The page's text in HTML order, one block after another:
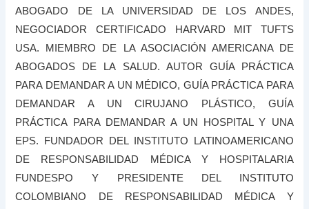
ABOGADO DE LA UNIVERSIDAD DE LOS ANDES,
NEGOCIADOR CERTIFICADO HARVARD MIT TUFTS
USA. MIEMBRO DE LA ASOCIACIÓN AMERICANA DE
ABOGADOS DE LA SALUD. AUTOR GUÍA PRÁCTICA
PARA DEMANDAR A UN MÉDICO, GUÍA PRÁCTICA PARA
DEMANDAR A UN CIRUJANO PLÁSTICO, GUÍA
PRÁCTICA PARA DEMANDAR A UN HOSPITAL Y UNA
EPS. FUNDADOR DEL INSTITUTO LATINOAMERICANO
DE RESPONSABILIDAD MÉDICA Y HOSPITALARIA
FUNDESPO Y PRESIDENTE DEL INSTITUTO
COLOMBIANO DE RESPONSABILIDAD MÉDICA Y